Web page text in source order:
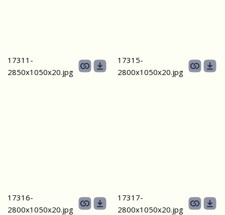
17311-
2850х1050х20.jpg
17315-
2800х1050х20.jpg
17316-
2800х1050х20.jpg
17317-
2800х1050х20.jpg